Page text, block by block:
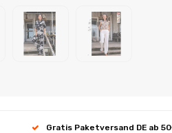
Gratis Paketversand DE ab